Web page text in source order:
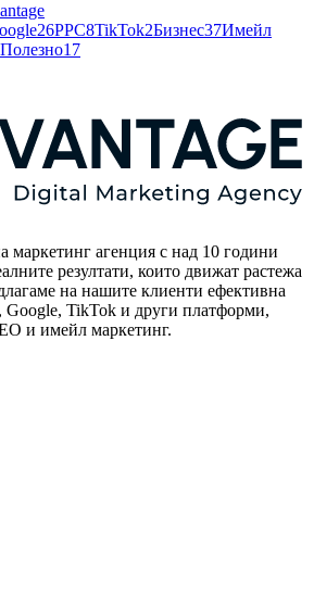
26PPC8TikTok2Бизнес37Имейл
Полезно17
маркетинг агенция с над 10 години
резултати, които движат растежа
на нашите клиенти ефективна
Google, TikTok и други платформи,
и имейл маркетинг.